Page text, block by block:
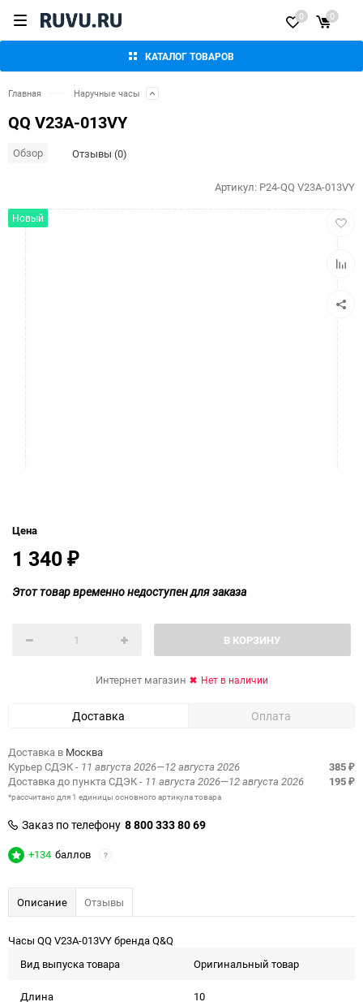
КАТАЛОГ ТОВАРОВ
0 0
Главная Наручные часы
QQ V23A-013VY
Обзор Отзывы (0)
Новый
Артикул: P24-QQ V23A-013VY
Цена
1 340 ₽
Этот товар временно недоступен для заказа
В КОРЗИНУ
Интернет магазин Нет в наличии
Доставка Оплата
Доставка в Москва
Курьер СДЭК- 11 августа 2026—12 августа 2026 385 ₽
Доставка до пункта СДЭК- 11 августа 2026—12 августа 2026 195 ₽
*рассчитано для 1 единицы основного артикула товара
Заказ по телефону 8 800 333 80 69
+134 баллов ?
Описание Отзывы
Часы QQ V23A-013VY бренда Q&Q
Вид выпуска товара
Оригинальный товар
Длина 10